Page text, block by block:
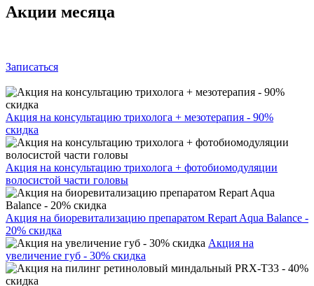
Акции месяца
Записаться
Акция на консультацию трихолога + мезотерапия - 90%
скидка
Акция на консультацию трихолога + фотобиомодуляции
волосистой части головы
Акция на биоревитализацию препаратом Repart Aqua Balance -
20% скидка
Акция на
увеличение губ - 30% скидка